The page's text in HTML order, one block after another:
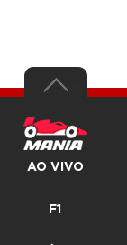
AO VIVO
F1